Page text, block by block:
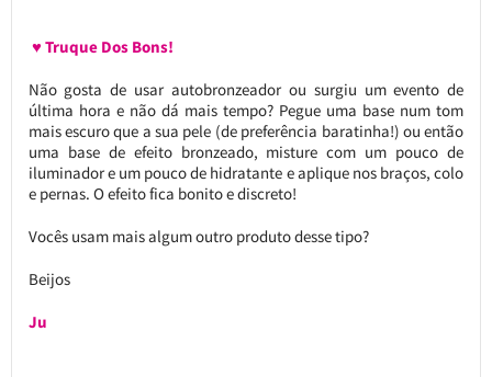
♥ Truque Dos Bons!
Não gosta de usar autobronzeador ou surgiu um evento de
última hora e não dá mais tempo? Pegue uma base num tom
mais escuro que a sua pele (de preferência baratinha!) ou então
uma base de efeito bronzeado, misture com um pouco de
iluminador e um pouco de hidratante e aplique nos braços, colo
e pernas. O efeito fica bonito e discreto!
Vocês usam mais algum outro produto desse tipo?
Beijos
Ju